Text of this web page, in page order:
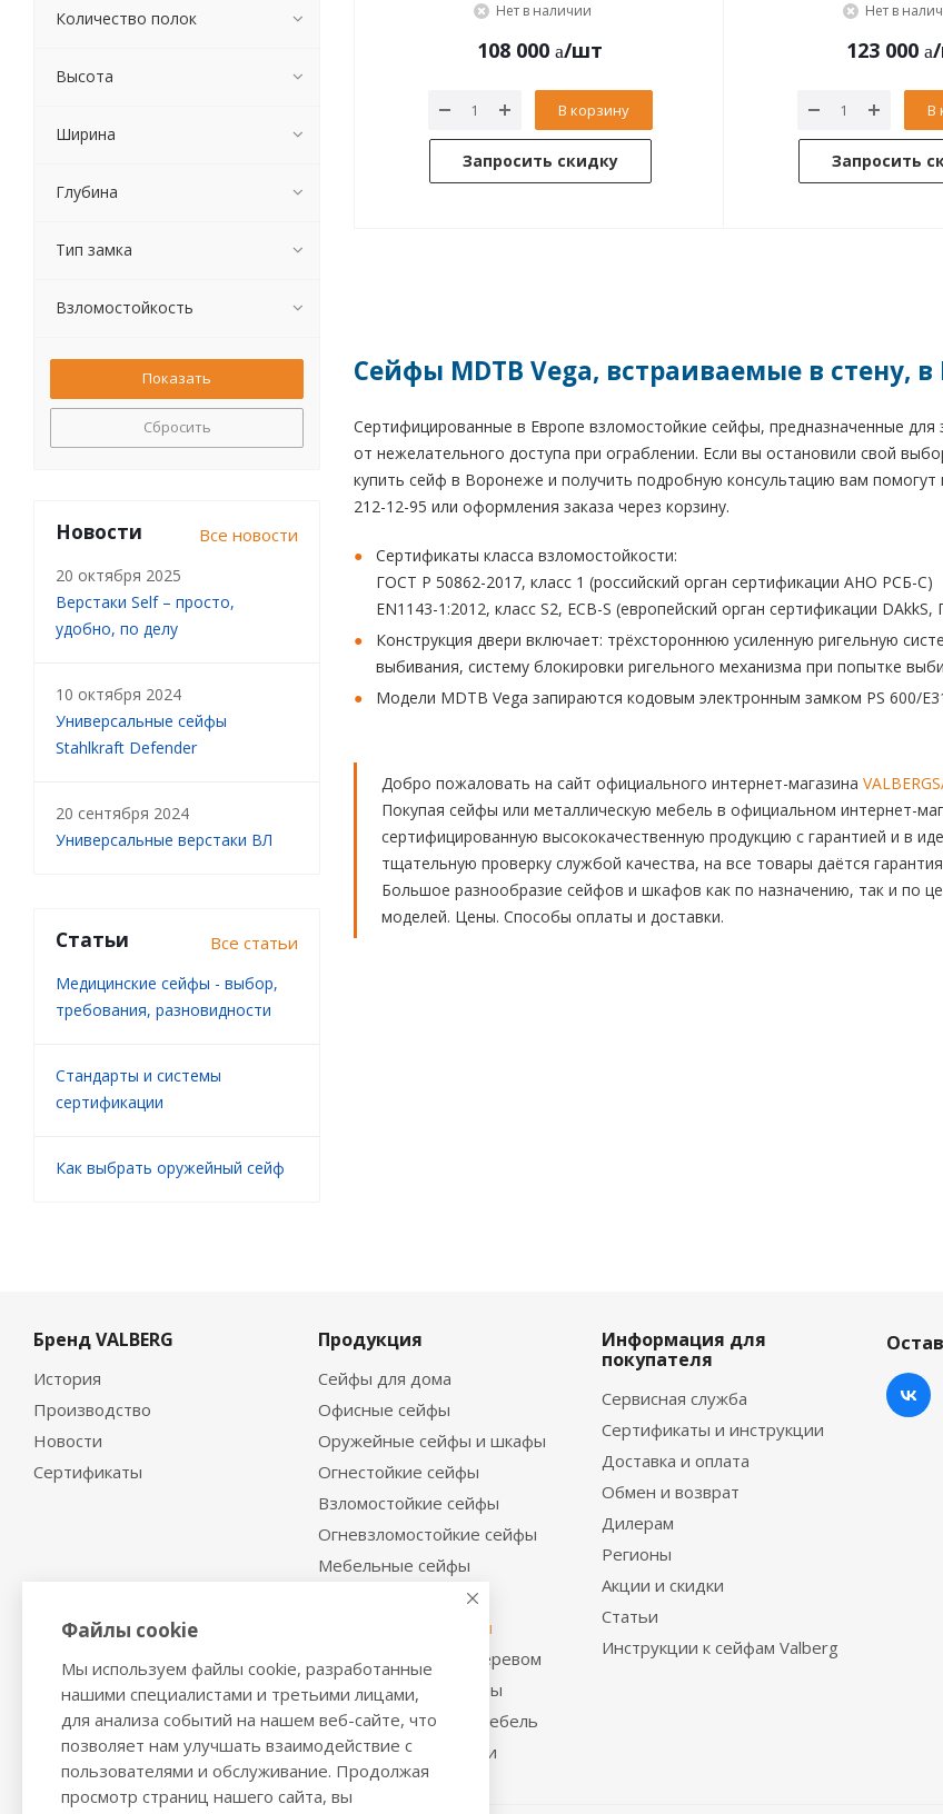
Нет в наличии
108 000 /шт
В корзину
Запросить скидку
Нет в
123 000
В
Запросить
Сейфы MDTB Vega, встраиваемые в стену,
Сертифицированные в Европе взломостойкие сейфы, предназначенные
от нежелательного доступа при ограблении. Если вы остановили свой
купить сейф в Воронеже и получить подробную консультацию вам
212-12-95 или оформления заказа через корзину.
Сертификаты класса взломостойкости:
ГОСТ Р 50862-2017, класс 1 (российский орган сертификации АНО РСБ-С)
EN1143-1:2012, класс S2, ECB-S (европейский орган сертификации DAkkS,
Конструкция двери включает: трёхстороннюю усиленную ригельную
выбивания, систему блокировки ригельного механизма при попытке
Модели MDTB Vega запираются кодовым электронным замком PS 600/
Добро пожаловать на сайт официального интернет-магазина
Покупая сейфы или металлическую мебель в официальном интернет-
сертифицированную высококачественную продукцию с гарантией и в
тщательную проверку службой качества, на все товары даётся
Большое разнообразие сейфов и шкафов как по назначению, так и по
моделей. Цены. Способы оплаты и доставки.
Количество полок
Высота
Ширина
Глубина
Тип замка
Взломостойкость
Сбросить
Новости Все новости
20 октября 2025
Верстаки Self – просто,
удобно, по делу
10 октября 2024
Универсальные сейфы
Stahlkraft Defender
20 сентября 2024
Универсальные верстаки ВЛ
Статьи Все статьи
Медицинские сейфы - выбор,
требования, разновидности
Стандарты и системы
сертификации
Как выбрать оружейный сейф
Бренд VALBERG
История
Производство
Новости
Сертификаты
Продукция
Сейфы для дома
Офисные сейфы
Оружейные сейфы и шкафы
Огнестойкие сейфы
Взломостойкие сейфы
Огневзломостойкие сейфы
Мебельные сейфы
Депозитные сейфы
Встраиваемые сейфы
Сейфы с отделкой деревом
Металлические шкафы
Производственная мебель
Металлические двери
Информация для
покупателя
Сервисная служба
Сертификаты и инструкции
Доставка и оплата
Обмен и возврат
Дилерам
Регионы
Акции и скидки
Статьи
Инструкции к сейфам Valberg
Файлы cookie
Мы используем файлы cookie, разработанные
нашими специалистами и третьими лицами,
для анализа событий на нашем веб-сайте, что
позволяет нам улучшать взаимодействие с
пользователями и обслуживание. Продолжая
просмотр страниц нашего сайта, вы